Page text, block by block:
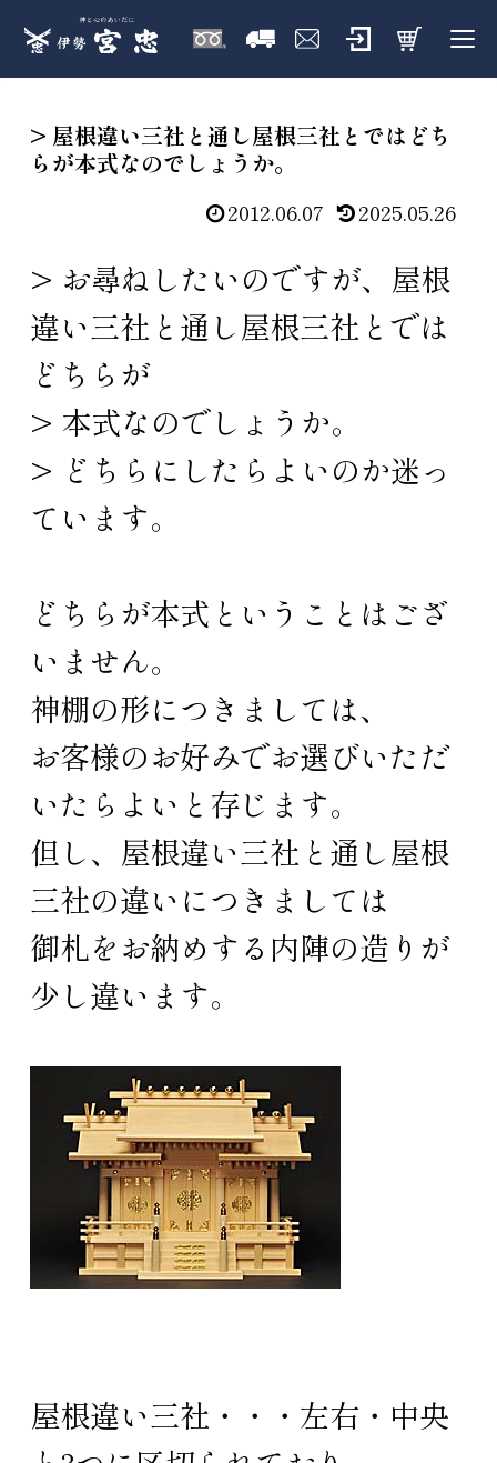
> 屋根違い三社と通し屋根三社とではどち
らが本式なのでしょうか。
2012.06.07 2025.05.26
> お尋ねしたいのですが、屋根
違い三社と通し屋根三社とでは
どちらが
> 本式なのでしょうか。
> どちらにしたらよいのか迷っ
ています。
どちらが本式ということはござ
いません。
神棚の形につきましては、
お客様のお好みでお選びいただ
いたらよいと存じます。
但し、屋根違い三社と通し屋根
三社の違いにつきましては
御札をお納めする内陣の造りが
少し違います。
屋根違い三社・・・左右・中央